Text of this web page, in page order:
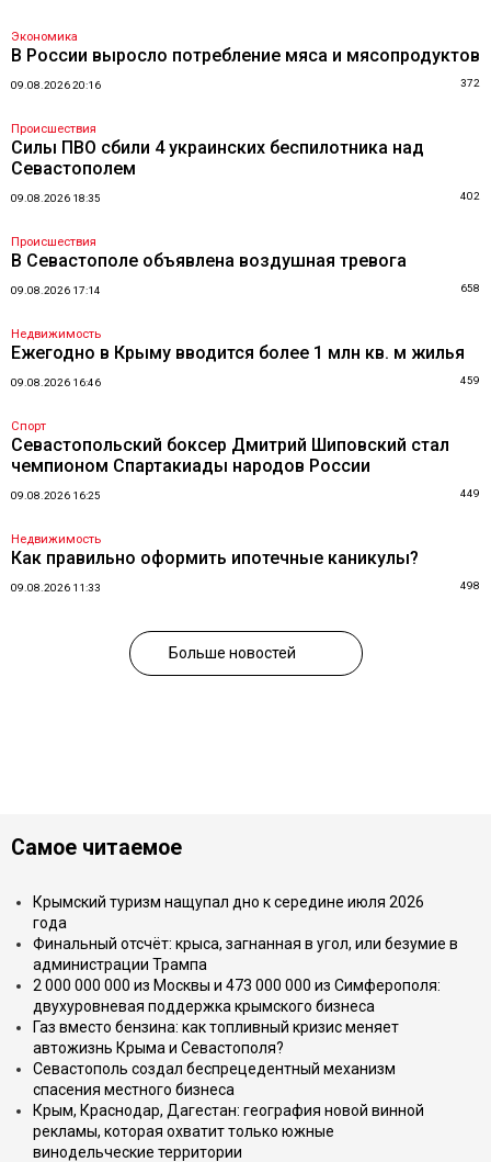
Экономика
В России выросло потребление мяса и мясопродуктов
09.08.2026 20:16 372
Происшествия
Силы ПВО сбили 4 украинских беспилотника над
Севастополем
09.08.2026 18:35 402
Происшествия
В Севастополе объявлена воздушная тревога
09.08.2026 17:14 658
Недвижимость
Ежегодно в Крыму вводится более 1 млн кв. м жилья
09.08.2026 16:46 459
Спорт
Севастопольский боксер Дмитрий Шиповский стал
чемпионом Спартакиады народов России
09.08.2026 16:25 449
Недвижимость
Как правильно оформить ипотечные каникулы?
09.08.2026 11:33 498
Больше новостей
Самое читаемое
Крымский туризм нащупал дно к середине июля 2026
года
Финальный отсчёт: крыса, загнанная в угол, или безумие в
администрации Трампа
2 000 000 000 из Москвы и 473 000 000 из Симферополя:
двухуровневая поддержка крымского бизнеса
Газ вместо бензина: как топливный кризис меняет
автожизнь Крыма и Севастополя?
Севастополь создал беспрецедентный механизм
спасения местного бизнеса
Крым, Краснодар, Дагестан: география новой винной
рекламы, которая охватит только южные
винодельческие территории